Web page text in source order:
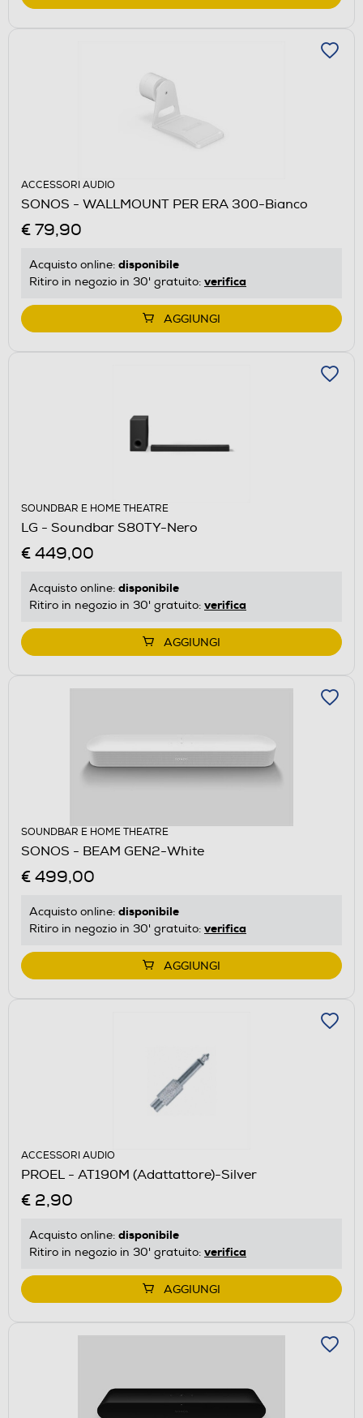
ACCESSORI AUDIO
SONOS - WALLMOUNT PER ERA 300-Bianco
€ 79,90
Acquisto online: disponibile
Ritiro in negozio in 30' gratuito: verifica
AGGIUNGI
SOUNDBAR E HOME THEATRE
LG - Soundbar S80TY-Nero
€ 449,00
Acquisto online: disponibile
Ritiro in negozio in 30' gratuito: verifica
AGGIUNGI
SOUNDBAR E HOME THEATRE
SONOS - BEAM GEN2-White
€ 499,00
Acquisto online: disponibile
Ritiro in negozio in 30' gratuito: verifica
AGGIUNGI
ACCESSORI AUDIO
PROEL - AT190M (Adattattore)-Silver
€ 2,90
Acquisto online: disponibile
Ritiro in negozio in 30' gratuito: verifica
AGGIUNGI